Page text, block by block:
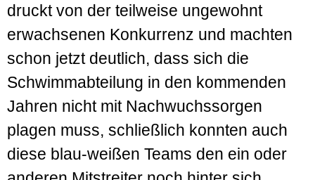
druckt von der teil­weise ungewohnt
erwachsenen Kon­kurrenz und machten
schon jetzt deutlich, dass sich die
Schwimm­abteilung in den kommenden
Jahren nicht mit Nach­wuchs­sorgen
plagen muss, schließlich konnten auch
diese blau-weißen Teams den ein oder